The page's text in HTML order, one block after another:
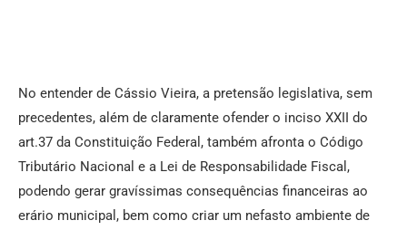
No entender de Cássio Vieira, a pretensão legislativa, sem
precedentes, além de claramente ofender o inciso XXII do
art.37 da Constituição Federal, também afronta o Código
Tributário Nacional e a Lei de Responsabilidade Fiscal,
podendo gerar gravíssimas consequências financeiras ao
erário municipal, bem como criar um nefasto ambiente de